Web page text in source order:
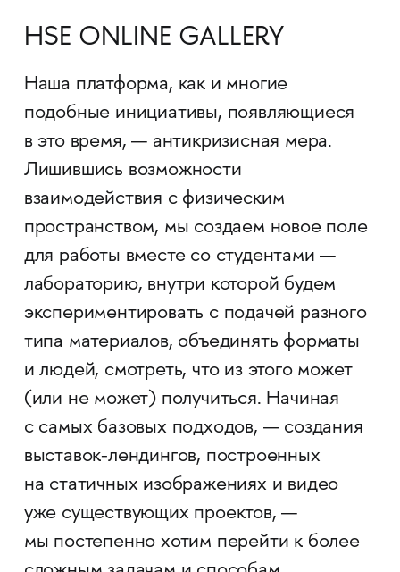
HSE ONLINE GALLERY
Наша платформа, как и многие
подобные инициативы, появляющиеся
в это время, — антикризисная мера.
Лишившись возможности
взаимодействия с физическим
пространством, мы создаем новое поле
для работы вместе со студентами —
лабораторию, внутри которой будем
экспериментировать с подачей разного
типа материалов, объединять форматы
и людей, смотреть, что из этого может
(или не может) получиться. Начиная
с самых базовых подходов, — создания
выставок-лендингов, построенных
на статичных изображениях и видео
уже существующих проектов, —
мы постепенно хотим перейти к более